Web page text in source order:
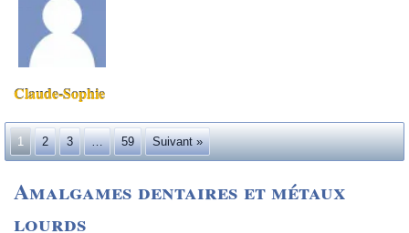
Claude-Sophie
1 2 3 … 59 Suivant »
Amalgames dentaires et métaux
lourds